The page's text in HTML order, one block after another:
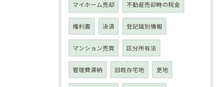
マイホーム売却 不動産売却時の税金
権利書 決済 登記識別情報
マンション売買 区分所有法
管理費滞納 旧既存宅地 更地